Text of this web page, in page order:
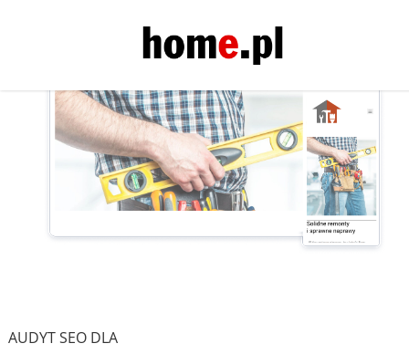
AUDYT SEO DLA